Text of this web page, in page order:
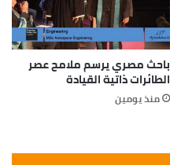
باحث مصري يرسم ملامح عصر
الطائرات ذاتية القيادة
منذ يومين